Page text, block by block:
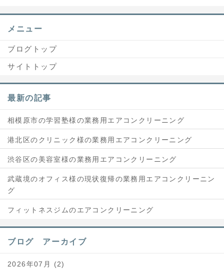
メニュー
ブログトップ
サイトトップ
最新の記事
相模原市の学習塾様の業務用エアコンクリーニング
港北区のクリニック様の業務用エアコンクリーニング
渋谷区の美容室様の業務用エアコンクリーニング
武蔵境のオフィス様の現状復帰の業務用エアコンクリーニン
グ
フィットネスジムのエアコンクリーニング
ブログ アーカイブ
2026年07月 (2)